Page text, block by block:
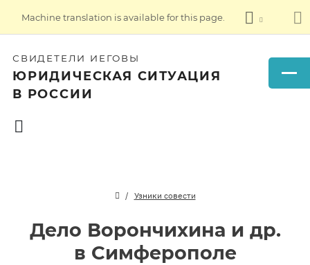
Machine translation is available for this page.
СВИДЕТЕЛИ ИЕГОВЫ
ЮРИДИЧЕСКАЯ СИТУАЦИЯ
В РОССИИ
Узники совести
Дело Ворончихина и др.
в Симферополе